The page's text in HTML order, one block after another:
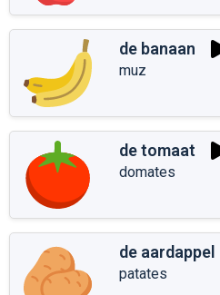
de banaan
muz
de tomaat
domates
de aardappel
patates